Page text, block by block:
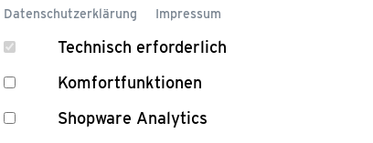
Datenschutzerklärung Impressum
Technisch erforderlich
Komfortfunktionen
Shopware Analytics